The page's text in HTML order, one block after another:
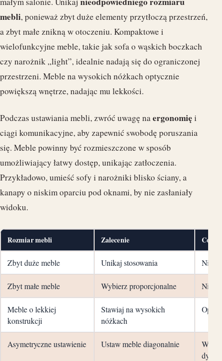
mebli, ponieważ zbyt duże elementy przytłoczą przestrzeń,
a zbyt małe znikną w otoczeniu. Kompaktowe i
wielofunkcyjne meble, takie jak sofa o wąskich boczkach
czy narożnik „light”, idealnie nadają się do ograniczonej
przestrzeni. Meble na wysokich nóżkach optycznie
powiększą wnętrze, nadając mu lekkości.
Podczas ustawiania mebli, zwróć uwagę na ergonomięi
ciągi komunikacyjne, aby zapewnić swobodę poruszania
się. Meble powinny być rozmieszczone w sposób
umożliwiający łatwy dostęp, unikając zatłoczenia.
Przykładowo, umieść sofy i narożniki blisko ściany, a
kanapy o niskim oparciu pod oknami, by nie zasłaniały
widoku.
Rozmiar mebli Zalecenie Co
Zbyt duże meble Unikaj stosowania Nie
Zbyt małe meble Wybierz proporcjonalne Nie
Meble o lekkiej
konstrukcji
Stawiaj na wysokich
nóżkach
Asymetryczne ustawienie Ustaw meble diagonalnie